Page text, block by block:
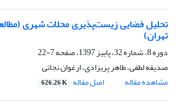
تهران)
دوره 8، شماره 32، پاییز 1397، صفحه
7-22
صدیقه لطفی، طاهر پریزادی، ارغوان نجاتی
مشاهده مقاله
اصل مقاله 626.26 K